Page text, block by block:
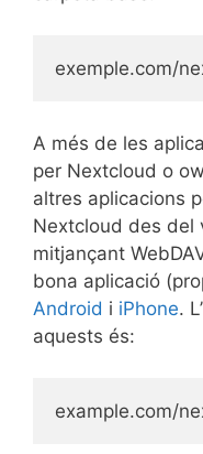
exemple.com/
A més de les
per Nextcloud o
altres aplicacions
Nextcloud des del
mitjançant
bona aplicació
Android i iPhone.
aquests és: